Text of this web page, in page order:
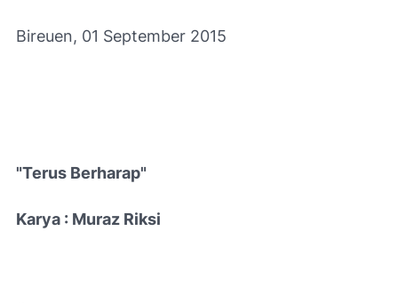
Bireuen, 01 September 2015
"Terus Berharap"
Karya : Muraz Riksi